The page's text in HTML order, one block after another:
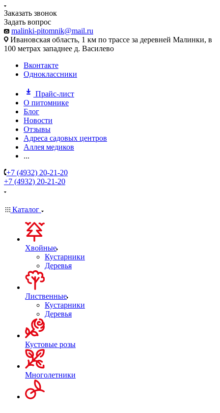
Заказать звонок
Задать вопрос
malinki-pitomnik@mail.ru
Ивановская область, 1 км по трассе за деревней Малинки, в
100 метрах западнее д. Василево
Вконтакте
Одноклассники
Прайс-лист
О питомнике
Блог
Новости
Отзывы
Адреса садовых центров
Аллея медиков
...
+7 (4932) 20-21-20
+7 (4932) 20-21-20
Каталог
Хвойные
Кустарники
Деревья
Лиственные
Кустарники
Деревья
Кустовые розы
Многолетники